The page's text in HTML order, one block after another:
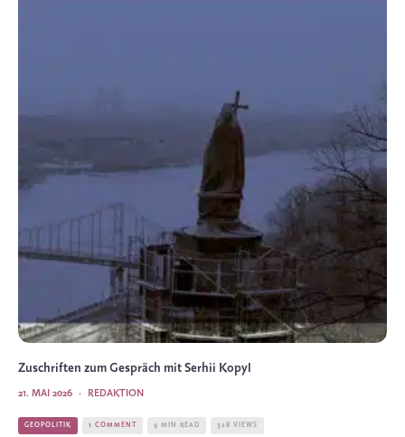
Zuschriften zum Gespräch mit Serhii Kopyl
REDAKTION
·
21. MAI 2026
GEOPOLITIK 1 COMMENT 9 MIN READ 328 VIEWS